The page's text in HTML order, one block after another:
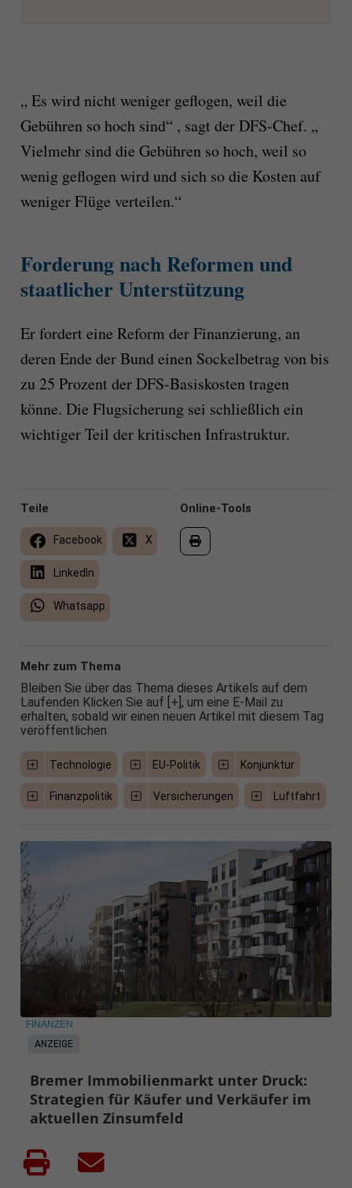
„ Es wird nicht weniger geflogen, weil die
Gebühren so hoch sind“ , sagt der DFS-Chef. „
Vielmehr sind die Gebühren so hoch, weil so
wenig geflogen wird und sich so die Kosten auf
weniger Flüge verteilen.“
Forderung nach Reformen und
staatlicher Unterstützung
Er fordert eine Reform der Finanzierung, an
deren Ende der Bund einen Sockelbetrag von bis
zu 25 Prozent der DFS-Basiskosten tragen
könne. Die Flugsicherung sei schließlich ein
wichtiger Teil der kritischen Infrastruktur.
Online-Tools
Teile
Facebook X
LinkedIn
Whatsapp
Mehr zum Thema
Bleiben Sie über das Thema dieses Artikels auf dem
Laufenden Klicken Sie auf [+], um eine E-Mail zu
erhalten, sobald wir einen neuen Artikel mit diesem Tag
veröffentlichen
Technologie EU-Politik Konjunktur
Finanzpolitik Versicherungen Luftfahrt
ANZEIGE
FINANZEN
Bremer Immobilienmarkt unter Druck:
Strategien für Käufer und Verkäufer im
aktuellen Zinsumfeld